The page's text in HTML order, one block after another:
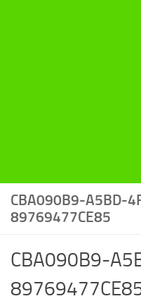
CBA090B9-A5BD-
89769477CE85
CBA090B9-